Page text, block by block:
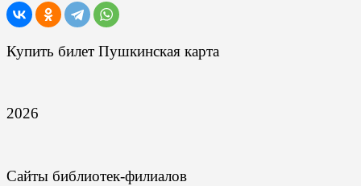
Купить билет Пушкинская карта
2026
Сайты библиотек-филиалов